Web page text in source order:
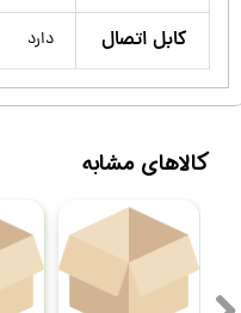
کابل اتصال دارد
کالاهای مشابه